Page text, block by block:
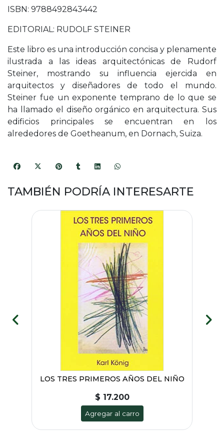
ISBN: 9788492843442
EDITORIAL: RUDOLF STEINER
Este libro es una introducción concisa y plenamente
ilustrada a las ideas arquitectónicas de Rudorf
Steiner, mostrando su influencia ejercida en
arquitectos y diseñadores de todo el mundo.
Steiner fue un exponente temprano de lo que se
ha llamado el diseño orgánico en arquitectura. Sus
edificios principales se encuentran en los
alrededores de Goetheanum, en Dornach, Suiza.
TAMBIÉN PODRÍA INTERESARTE
LOS TRES PRIMEROS AÑOS DEL NIÑO
$ 17.200
Agregar al carro